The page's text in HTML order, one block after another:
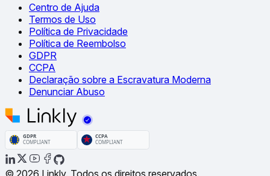
Centro de Ajuda
Termos de Uso
Política de Privacidade
Política de Reembolso
GDPR
CCPA
Declaração sobre a Escravatura Moderna
Denunciar Abuso
© 2026 Linkly. Todos os direitos reservados.